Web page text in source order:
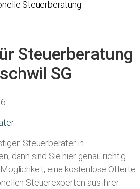
Steuerberatung:
Steuerberatung
SG
Steuerberater in
dann sind Sie hier genau richtig.
eine kostenlose Offerte
Steuerexperten aus ihrer